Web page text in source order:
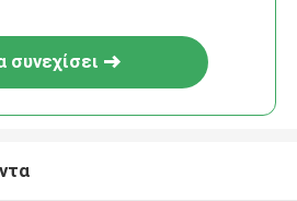
συνεχίσει